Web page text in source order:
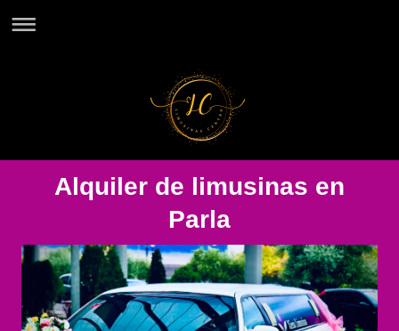
Alquiler de limusinas en
Parla